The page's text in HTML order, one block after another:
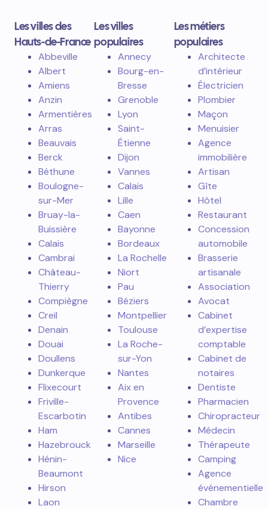
Les villes des
Hauts-de-France
Abbeville
Albert
Amiens
Anzin
Armentières
Arras
Beauvais
Berck
Béthune
Boulogne-
sur-Mer
Bruay-la-
Buissière
Calais
Cambrai
Château-
Thierry
Compiègne
Creil
Denain
Douai
Doullens
Dunkerque
Flixecourt
Friville-
Escarbotin
Ham
Hazebrouck
Hénin-
Beaumont
Hirson
Laon
Les villes
populaires
Annecy
Bourg-en-
Bresse
Grenoble
Lyon
Saint-
Étienne
Dijon
Vannes
Calais
Lille
Caen
Bayonne
Bordeaux
La Rochelle
Niort
Pau
Béziers
Montpellier
Toulouse
La Roche-
sur-Yon
Nantes
Aix en
Provence
Antibes
Cannes
Marseille
Nice
Les métiers
populaires
Architecte
d’intérieur
Électricien
Plombier
Maçon
Menuisier
Agence
immobilière
Artisan
Gîte
Hôtel
Restaurant
Concession
automobile
Brasserie
artisanale
Association
Avocat
Cabinet
d’expertise
comptable
Cabinet de
notaires
Dentiste
Pharmacien
Chiropracteur
Médecin
Thérapeute
Camping
Agence
événementielle
Chambre